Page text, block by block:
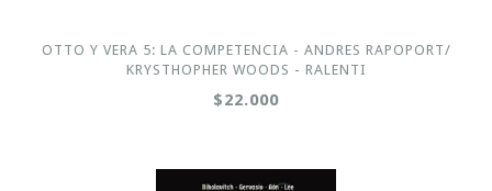
OTTO Y VERA 5: LA COMPETENCIA - ANDRES RAPOPORT/
KRYSTHOPHER WOODS - RALENTI
$22.000